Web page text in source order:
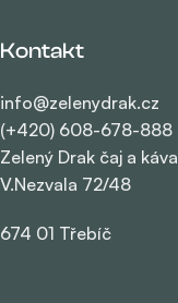
Kontakt
info@zelenydrak.cz
(+420) 608-678-888
Zelený Drak čaj a káva
V.Nezvala 72/48
674 01 Třebíč